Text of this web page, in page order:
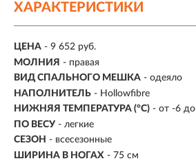
ХАРАКТЕРИСТИКИ
ЦЕНА - 9 652 руб.
МОЛНИЯ - правая
ВИД СПАЛЬНОГО МЕШКА - одеяло
НАПОЛНИТЕЛЬ - Hollowfibre
НИЖНЯЯ ТЕМПЕРАТУРА (°С) - от -6
ПО ВЕСУ - легкие
СЕЗОН - всесезонные
ШИРИНА В НОГАХ - 75 см